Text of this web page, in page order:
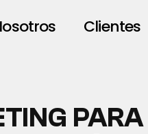
Clientes